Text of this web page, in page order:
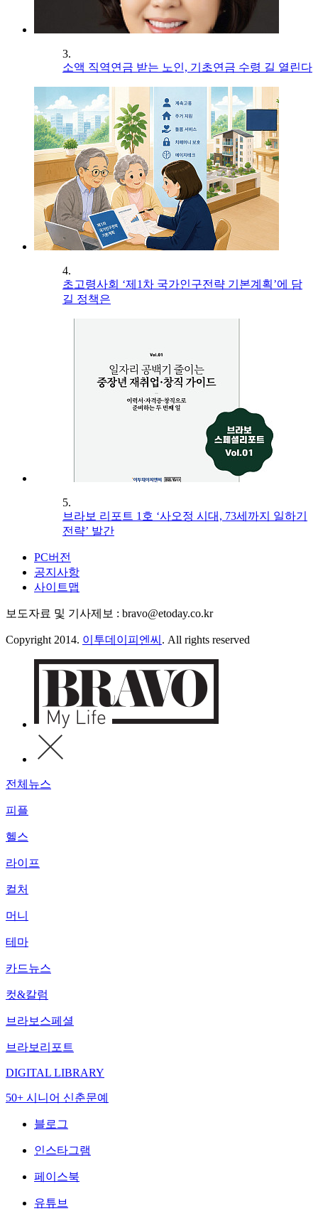
3.
소액 직역연금 받는 노인, 기초연금 수령 길 열린다
4.
초고령사회 ‘제1차 국가인구전략 기본계획’에 담
길 정책은
5.
브라보 리포트 1호 ‘사오정 시대, 73세까지 일하기
전략’ 발간
PC버전
공지사항
사이트맵
보도자료 및 기사제보 : bravo@etoday.co.kr
Copyright 2014. 이투데이피엔씨 . All rights reserved
전체뉴스
피플
헬스
라이프
컬처
머니
테마
카드뉴스
컷&칼럼
브라보스페셜
브라보리포트
DIGITAL LIBRARY
50+ 시니어 신춘문예
블로그
인스타그램
페이스북
유튜브